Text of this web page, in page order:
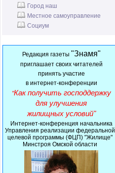
Город наш
Местное самоуправление
Социум
Редакция газеты "Знамя"
приглашает своих читателей
принять участие
в интернет-конференции
"Как получить господдержку
для улучшения
жилищных условий"
Интернет-конференция начальника
Управления реализации федеральной
целевой программы (ФЦП) "Жилище"
Минстроя Омской области